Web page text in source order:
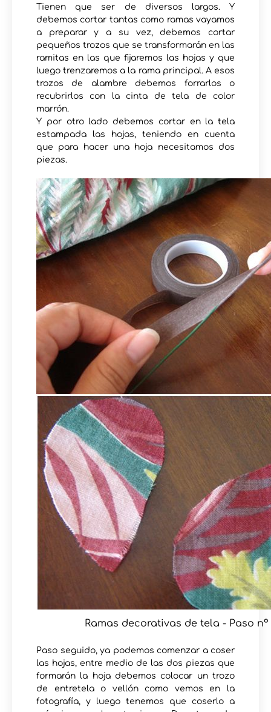
Tienen que ser de diversos largos. Y
debemos cortar tantas como ramas vayamos
a preparar y a su vez, debemos cortar
pequeños trozos que se transformarán en las
ramitas en las que fijaremos las hojas y que
luego trenzaremos a la rama principal. A esos
trozos de alambre debemos forrarlos o
recubrirlos con la cinta de tela de color
marrón.
Y por otro lado debemos cortar en la tela
estampada las hojas, teniendo en cuenta
que para hacer una hoja necesitamos dos
piezas.
Ramas decorativas de tela - Paso nº
Paso seguido, ya podemos comenzar a coser
las hojas, entre medio de las dos piezas que
formarán la hoja debemos colocar un trozo
de entretela o vellón como vemos en la
fotografía, y luego tenemos que coserlo a